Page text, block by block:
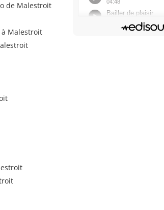
de Malestroit
Malestroit